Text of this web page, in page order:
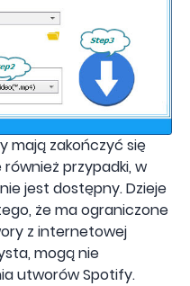
mają zakończyć się
również przypadki, w
jest dostępny. Dzieje
że ma ograniczone
z internetowej
mogą nie
utworów Spotify.